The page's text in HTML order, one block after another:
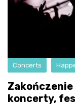
Concerts
Zakończenie
koncerty,